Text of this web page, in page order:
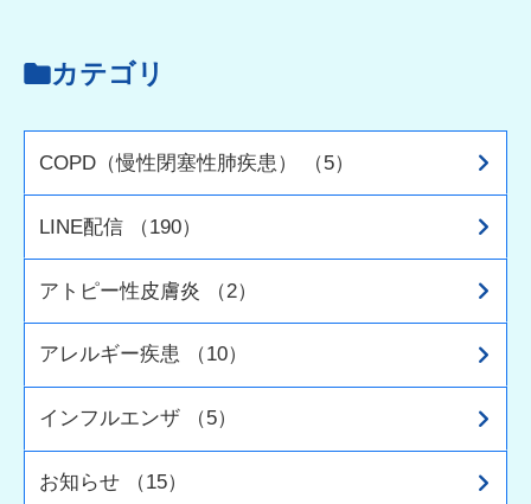
カテゴリ
COPD（慢性閉塞性肺疾患） （5）
LINE配信 （190）
アトピー性皮膚炎 （2）
アレルギー疾患 （10）
インフルエンザ （5）
お知らせ （15）